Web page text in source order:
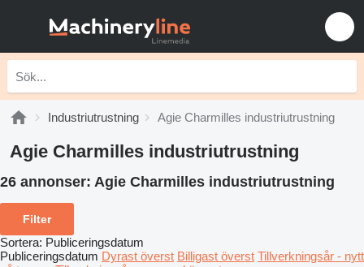
Industriutrustning Agie Charmilles industriutrustning
Agie Charmilles industriutrustning
26 annonser: Agie Charmilles industriutrustning
Filter
Sortera: Publiceringsdatum
Publiceringsdatum Dyrast överst Billigast överst Tillverkningsår - nytt